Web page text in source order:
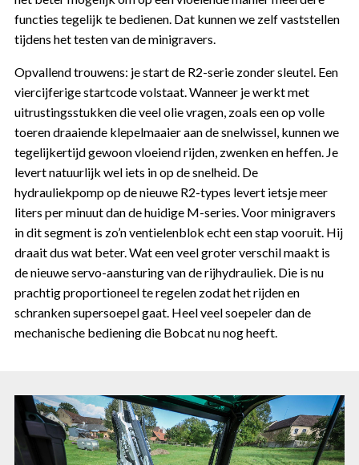
functies tegelijk te bedienen. Dat kunnen we zelf vaststellen
tijdens het testen van de minigravers.
Opvallend trouwens: je start de R2-serie zonder sleutel. Een
viercijferige startcode volstaat. Wanneer je werkt met
uitrustingsstukken die veel olie vragen, zoals een op volle
toeren draaiende klepelmaaier aan de snelwissel, kunnen we
tegelijkertijd gewoon vloeiend rijden, zwenken en heffen. Je
levert natuurlijk wel iets in op de snelheid. De
hydrauliekpomp op de nieuwe R2-types levert ietsje meer
liters per minuut dan de huidige M-series. Voor minigravers
in dit segment is zo’n ventielenblok echt een stap vooruit. Hij
draait dus wat beter. Wat een veel groter verschil maakt is
de nieuwe servo-aansturing van de rijhydrauliek. Die is nu
prachtig proportioneel te regelen zodat het rijden en
schranken supersoepel gaat. Heel veel soepeler dan de
mechanische bediening die Bobcat nu nog heeft.